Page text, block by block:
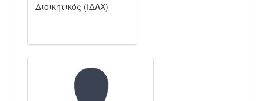
Διοικητικός (ΙΔΑΧ)